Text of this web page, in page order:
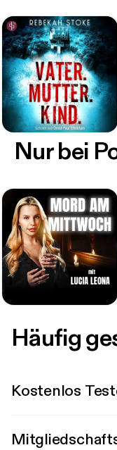
Nur bei
Häufig
Kostenlos